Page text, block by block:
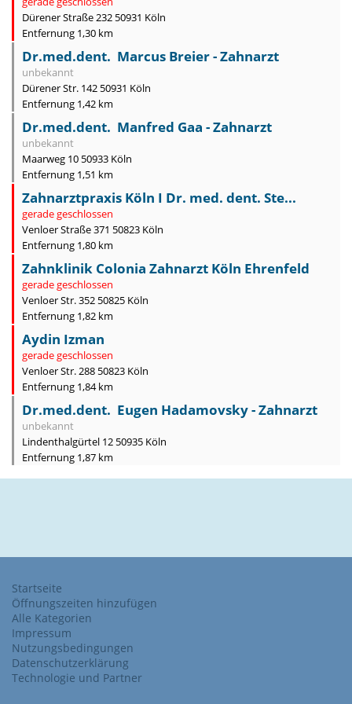
Dürener Straße 232 50931 Köln
Entfernung 1,30 km
Dr.med.dent. Marcus Breier - Zahnarzt
unbekannt
Dürener Str. 142 50931 Köln
Entfernung 1,42 km
Dr.med.dent. Manfred Gaa - Zahnarzt
unbekannt
Maarweg 10 50933 Köln
Entfernung 1,51 km
Zahnarztpraxis Köln I Dr. med. dent. Ste...
gerade geschlossen
Venloer Straße 371 50823 Köln
Entfernung 1,80 km
Zahnklinik Colonia Zahnarzt Köln Ehrenfeld
gerade geschlossen
Venloer Str. 352 50825 Köln
Entfernung 1,82 km
Aydin Izman
gerade geschlossen
Venloer Str. 288 50823 Köln
Entfernung 1,84 km
Dr.med.dent. Eugen Hadamovsky - Zahnarzt
unbekannt
Lindenthalgürtel 12 50935 Köln
Entfernung 1,87 km
Startseite
Öffnungszeiten hinzufügen
Alle Kategorien
Impressum
Nutzungsbedingungen
Datenschutzerklärung
Technologie und Partner